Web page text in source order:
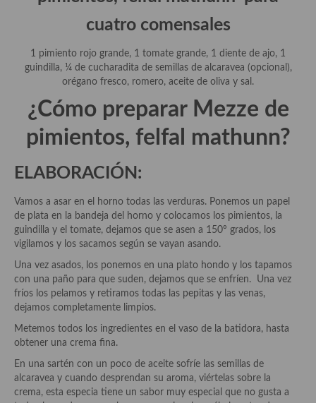
Mojos y pastas
Sales y polvos
Salsas y mojos
Bebidas
Bocadillos, hamburguesas, sándwich, emparedados, tostas y
Entrantes y primeros platos
Ensaladas
Entrantes
Gazpachos, salmorejos, sopas y cremas frías
Quínoa
cuatro comensales
1 pimiento rojo grande, 1 tomate grande, 1 diente de ajo, 1
guindilla, ¼ de cucharadita de semillas de alcaravea (opcional),
orégano fresco, romero, aceite de oliva y sal.
¿Cómo preparar Mezze de
pimientos, felfal mathunn?
ELABORACIÓN:
Vamos a asar en el horno todas las verduras. Ponemos un papel
de plata en la bandeja del horno y colocamos los pimientos, la
guindilla y el tomate, dejamos que se asen a 150º grados, los
vigilamos y los sacamos según se vayan asando.
Una vez asados, los ponemos en una plato hondo y los tapamos
con una paño para que suden, dejamos que se enfríen. Una vez
fríos los pelamos y retiramos todas las pepitas y las venas,
dejamos completamente limpios.
Metemos todos los ingredientes en el vaso de la batidora, hasta
obtener una crema fina.
En una sartén con un poco de aceite sofríe las semillas de
alcaravea y cuando desprendan su aroma, viértelas sobre la
crema, esta especia tiene un sabor muy especial que no gusta a